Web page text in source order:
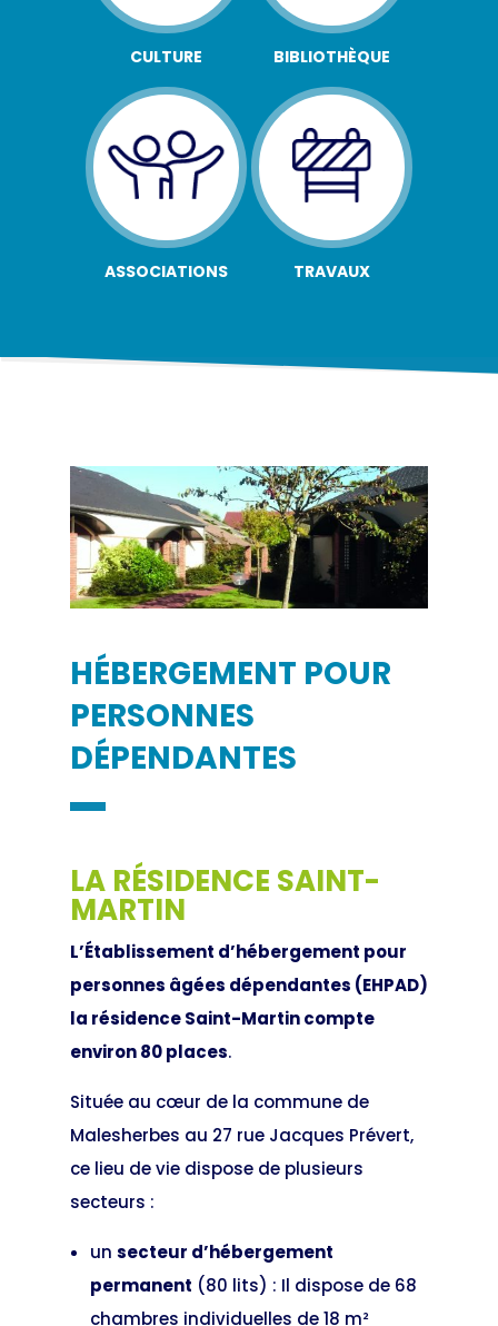
CULTURE BIBLIOTHÈQUE
ASSOCIATIONS TRAVAUX
HÉBERGEMENT POUR
PERSONNES
DÉPENDANTES
LA RÉSIDENCE SAINT-
MARTIN
L’Établissement d’hébergement pour
personnes âgées dépendantes (EHPAD)
la résidence Saint-Martin compte
environ 80 places.
Située au cœur de la commune de
Malesherbes au 27 rue Jacques Prévert,
ce lieu de vie dispose de plusieurs
secteurs :
un secteur d’hébergement
permanent (80 lits) : Il dispose de 68
chambres individuelles de 18 m²